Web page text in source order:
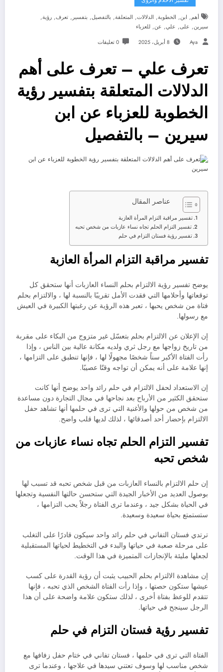
أهم, ابن, الخطوبة, الدلالات, المتعلقة, بالتفصيل, بتفسير , تعرف, رؤية,
سيرين, على, علي, عن, للعزباء
Aya 8 أبريل، 2025 0 تعليقات
تعرف علي – تعرف على أهم
الدلالات المتعلقة بتفسير رؤية
الخطوبة للعزباء عن ابن
سيرين – بالتفصيل
عناصر المقال
تفسير مراقبة التزام المرأة العازبة
تفسير التزام الحلم تجاه نساء عازبات من شخص تحبه
تفسير رؤية فستان التزام في حلم
تفسير مراقبة التزام المرأة العازبة
يوضح تفسير رؤية الالتزام بحلم النساء العازبات أنها ستحقق كل
توقعاتها وأحلامها التي فقدت الأمل تقريبًا بالنسبة لها ، والالتزام بحلم
فتاة من شخص يحبها ، تعبر هذه الرؤية عن رغبتها الكبيرة في العيش
مع رسولها.
إن الإعلان عن الالتزام بحلم بتعسّل غير متزوج من البكاء على مقربة
من تاريخ زواجها مع رجل ثري ولديه مكانة عالية بين الناس ، وإذا
رأت الفتاة الأكبر سناً شخصًا مجهولًا لها ، فإنها تنطبق على التزامها ،
إنها علامة على أنه يمكن أن تواجه وقتًا عصيبًا.
إن الاستعداد لحفل الالتزام في حلم رائد واحد يوضح أنها كانت
ستحقق الكثير من الأرباح بعد نجاحها في مجال التجارة دون مساعدة
من شخص من حولها والأغنية التي ترى في حلمها أنها تشاهد حفل
الالتزام بإحضار أحد أصدقائها ، لذلك لديها قلب واضح.
تفسير التزام الحلم تجاه نساء عازبات من
شخص تحبه
إن حلم الالتزام بالنساء العازبات من قبل شخص تحبه قد تسبب لها
بوصول العديد من الأخبار الجيدة التي ستحسن حالتها النفسية وتجعلها
في الحياة بشكل جيد ، وعندما ترى الفتاة رجلاً يحب التزامها ،
ستستمتع بحياة سعيدة وسعيدة.
ترتدي فستان التفاني في حلم رائد واحد سيكون قادرًا على التغلب
على مرحلة صعبة في حياتها والبدء في التخطيط لحياتها المستقبلية
لجعلها مليئة بالإنجازات المتميزة في هذا الوقت.
إن مشاهدة الالتزام بحلم الحبيب يثبت أن رؤية القدرة على كسب
عيشها ستكون حصتها ، وإذا رأت الفتاة الشخص الذي تحبه ، فإنها
تتقدم للوعظ بفتاة أخرى ، لذلك ستكون علامة واضحة على أن هذا
الرجل سينجح في حياتها.
تفسير رؤية فستان التزام في حلم
الفتاة التي ترى في حلمها ، فستان تفاني في ختام حفل زفافها مع
شخص مناسب لها وسوف تعتني سيدها في علاجها ، وعندما ترى